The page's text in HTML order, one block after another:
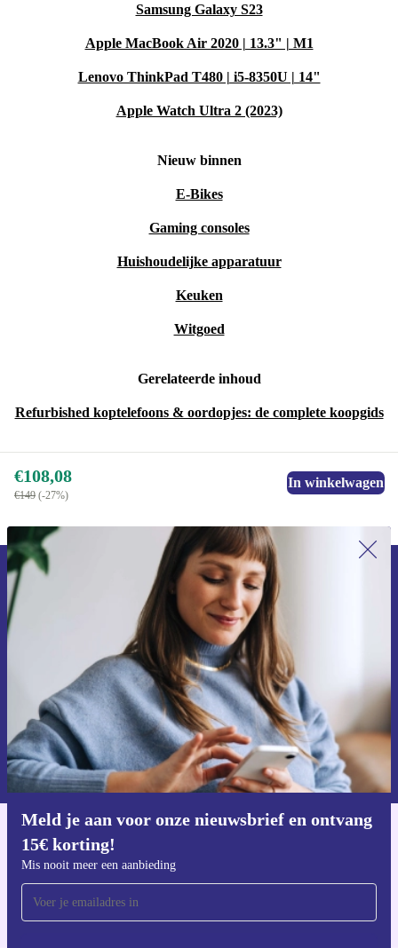
Samsung Galaxy S23
Apple MacBook Air 2020 | 13.3" | M1
Lenovo ThinkPad T480 | i5-8350U | 14"
Apple Watch Ultra 2 (2023)
Nieuw binnen
E-Bikes
Gaming consoles
Huishoudelijke apparatuur
Keuken
Witgoed
Gerelateerde inhoud
Refurbished koptelefoons & oordopjes: de complete koopgids
€108,08
€149 (-27%)
In winkelwagen
Meld je aan voor onze nieuwsbrief en ontvang
15€ korting!
Mis nooit meer een aanbieding
Meld je aan voor onze nieuwsbrief en
ontvang €15 korting!
Mis nooit meer een aanbieding.
Voucher aanvragen
Informatie over het gebruik van persoonsgegevens vind je in ons
privacybeleid.
Voor iOS en Android